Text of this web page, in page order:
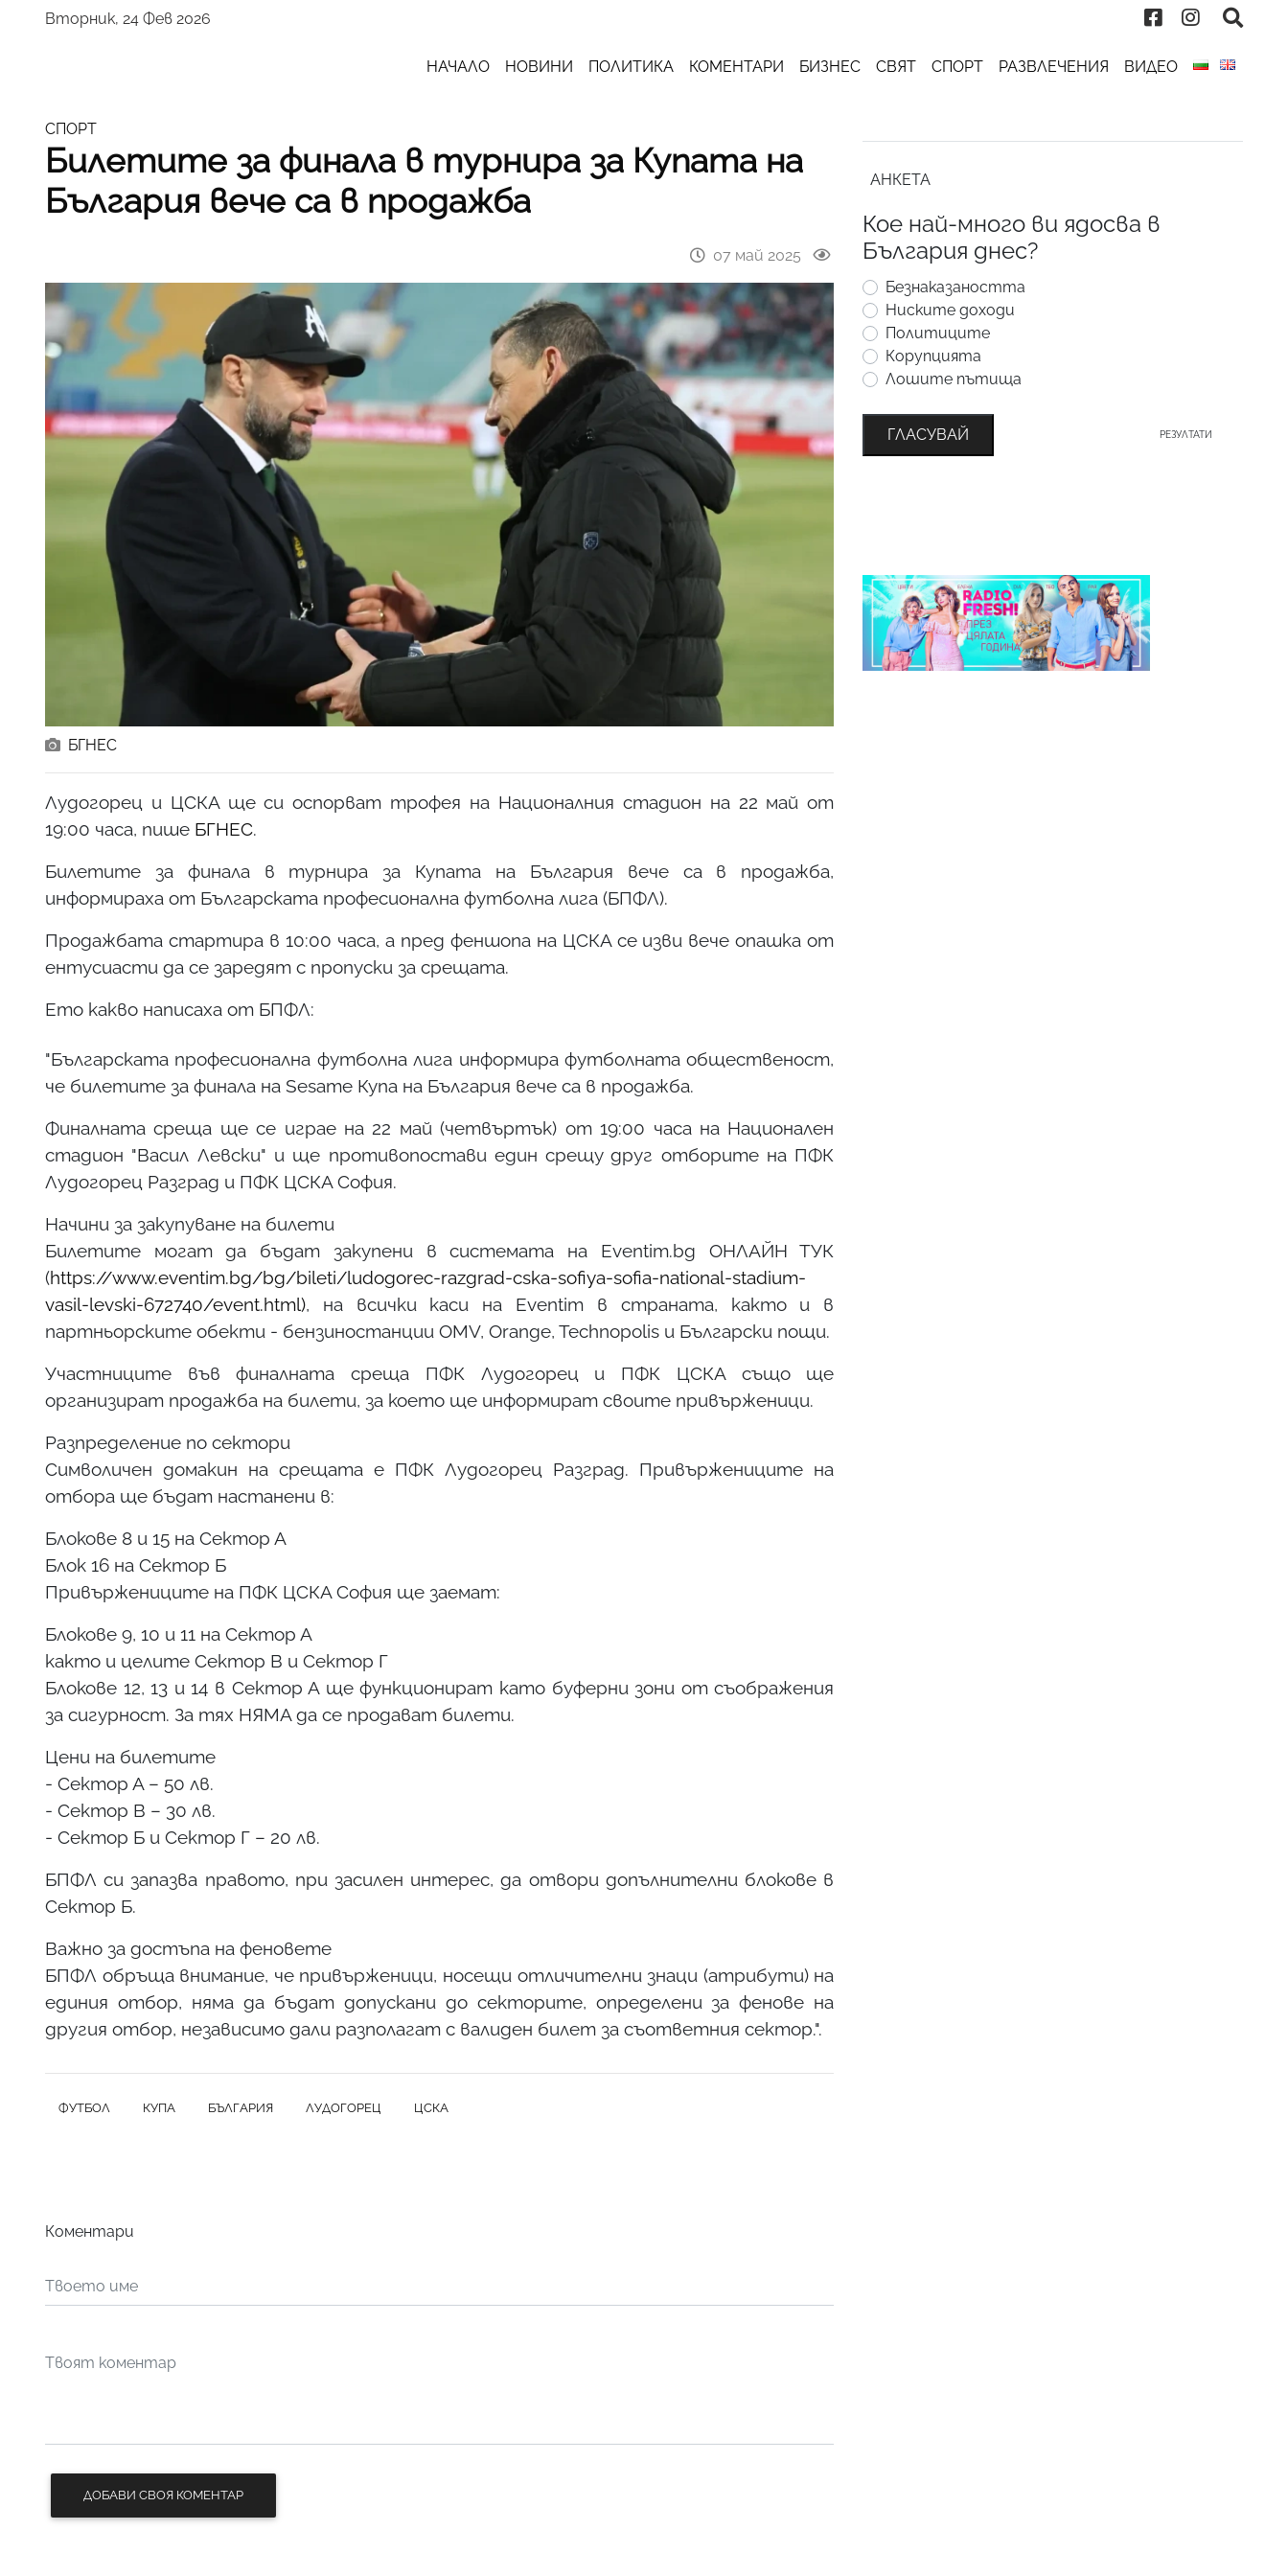
Вторник, 24 Фев 2026
НАЧАЛО НОВИНИ ПОЛИТИКА КОМЕНТАРИ БИЗНЕС СВЯТ СПОРТ РАЗВЛЕЧЕНИЯ ВИДЕО
СПОРТ
Билетите за финала в турнира за Купата на
България вече са в продажба
07 май 2025
БГНЕС
Лудогорец и ЦСКА ще си оспорват трофея на Националния стадион на 22 май от
19:00 часа, пише БГНЕС.
Билетите за финала в турнира за Купата на България вече са в продажба,
информираха от Българската професионална футболна лига (БПФЛ).
Продажбата стартира в 10:00 часа, а пред феншопа на ЦСКА се изви вече опашка от
ентусиасти да се заредят с пропуски за срещата.
Ето какво написаха от БПФЛ:
"Българската професионална футболна лига информира футболната общественост,
че билетите за финала на Sesame Купа на България вече са в продажба.
Финалната среща ще се играе на 22 май (четвъртък) от 19:00 часа на Национален
стадион "Васил Левски" и ще противопостави един срещу друг отборите на ПФК
Лудогорец Разград и ПФК ЦСКА София.
Начини за закупуване на билети
Билетите могат да бъдат закупени в системата на Eventim.bg ОНЛАЙН ТУК
(https://www.eventim.bg/bg/bileti/ludogorec-razgrad-cska-sofiya-sofia-national-stadium-
vasil-levski-672740/event.html), на всички каси на Eventim в страната, както и в
партньорските обекти - бензиностанции OMV, Orange, Technopolis и Български пощи.
Участниците във финалната среща ПФК Лудогорец и ПФК ЦСКА също ще
организират продажба на билети, за което ще информират своите привърженици.
Разпределение по сектори
Символичен домакин на срещата е ПФК Лудогорец Разград. Привържениците на
отбора ще бъдат настанени в:
Блокове 8 и 15 на Сектор А
Блок 16 на Сектор Б
Привържениците на ПФК ЦСКА София ще заемат:
Блокове 9, 10 и 11 на Сектор А
както и целите Сектор В и Сектор Г
Блокове 12, 13 и 14 в Сектор А ще функционират като буферни зони от съображения
за сигурност. За тях НЯМА да се продават билети.
Цени на билетите
- Сектор А – 50 лв.
- Сектор В – 30 лв.
- Сектор Б и Сектор Г – 20 лв.
БПФЛ си запазва правото, при засилен интерес, да отвори допълнителни блокове в
Сектор Б.
Важно за достъпа на феновете
БПФЛ обръща внимание, че привърженици, носещи отличителни знаци (атрибути) на
единия отбор, няма да бъдат допускани до секторите, определени за фенове на
другия отбор, независимо дали разполагат с валиден билет за съответния сектор.".
ФУТБОЛ КУПА БЪЛГАРИЯ ЛУДОГОРЕЦ ЦСКА
Коментари
ДОБАВИ СВОЯ КОМЕНТАР
АНКЕТА
Кое най-много ви ядосва в
България днес?
Безнаказаността
Ниските доходи
Политиците
Корупцията
Лошите пътища
ГЛАСУВАЙ РЕЗУЛТАТИ